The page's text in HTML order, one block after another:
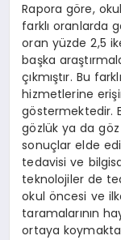
Rapora göre,
farklı oranlarda
oran yüzde 2,5
başka
çıkmıştır. Bu
hizmetlerine
göstermektedir.
gözlük ya da
sonuçlar elde
tedavisi ve
teknolojiler de
okul öncesi ve
taramalarının
ortaya